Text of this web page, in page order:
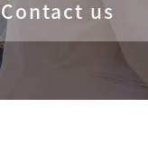
Contact us